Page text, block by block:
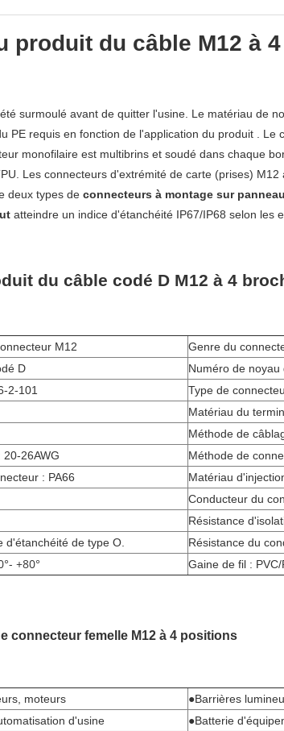
produit du câble M12 à
surmoulé avant de quitter l'usine. Le matériau de
PE requis en fonction de l'application du produit
. Le
monofilaire est multibrins et soudé dans chaque
Les connecteurs d'extrémité de carte (prises) M12
deux types de connecteurs à montage sur
atteindre un indice d'étanchéité IP67/IP68 selon les
du câble codé D M12 à 4
M12
Genre du
D
Numéro de
2-101
Type de
Matériau du
Méthode de
26AWG
Méthode de
: PA66
Matériau
Conducteur du
Résistance
d'étanchéité de type O.
Résistance du
+80° Gaine de fil : PVC/
connecteur femelle M12 à 4 positions
moteurs
●Barrières
d'usine
●Batterie